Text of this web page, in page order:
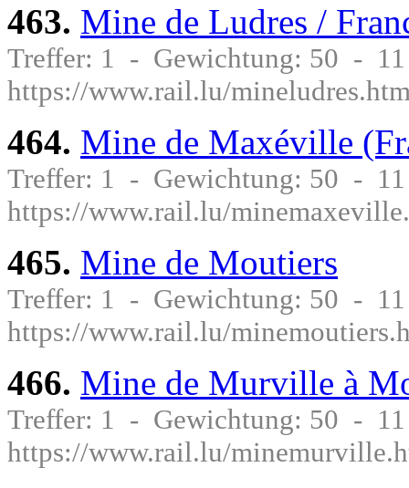
463. Mine de Ludres /
Treffer: 1 - Gewichtung: 50 -
https://www.rail.lu/
464. Mine de Maxéville
Treffer: 1 - Gewichtung: 50 -
https://www.rail.lu/
465. Mine de Moutiers
Treffer: 1 - Gewichtung: 50 -
https://www.rail.lu/
466. Mine de Murville à
Treffer: 1 - Gewichtung: 50 -
https://www.rail.lu/